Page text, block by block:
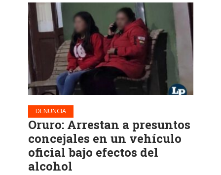
DENUNCIA
Oruro: Arrestan a presuntos
concejales en un vehículo
oficial bajo efectos del
alcohol